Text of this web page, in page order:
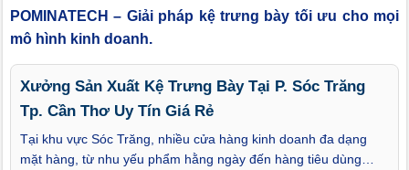
POMINATECH – Giải pháp kệ trưng bày tối ưu cho mọi
mô hình kinh doanh.
Xưởng Sản Xuất Kệ Trưng Bày Tại P. Sóc Trăng
Tp. Cần Thơ Uy Tín Giá Rẻ
Tại khu vực Sóc Trăng, nhiều cửa hàng kinh doanh đa dạng
mặt hàng, từ nhu yếu phẩm hằng ngày đến hàng tiêu dùng